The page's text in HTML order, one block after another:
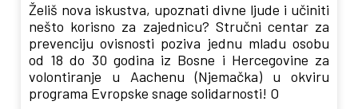
Želiš nova iskustva, upoznati divne ljude i učiniti
nešto korisno za zajednicu? Stručni centar za
prevenciju ovisnosti poziva jednu mladu osobu
od 18 do 30 godina iz Bosne i Hercegovine za
volontiranje u Aachenu (Njemačka) u okviru
programa Evropske snage solidarnosti! O